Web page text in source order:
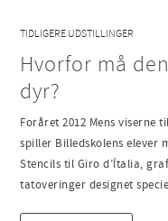
TIDLIGERE UDSTILLINGER
Hvorfor må
dyr?
Foråret 2012 Mens viserne
spiller Billedskolens elever
Stencils til Giro d’Ítalia,
tatoveringer designet